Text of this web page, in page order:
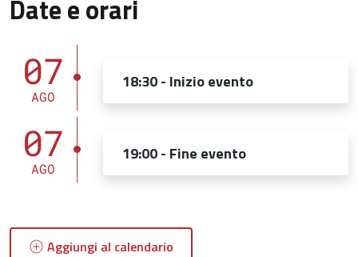
Date e orari
07
AGO
18:30 - Inizio evento
07
AGO
19:00 - Fine evento
Aggiungi al calendario